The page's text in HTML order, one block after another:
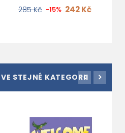
285 Kč -15% 242 Kč
STEJNÉ KATEGORII